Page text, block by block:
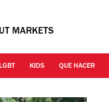
MARKETS
KIDS QUE HACER